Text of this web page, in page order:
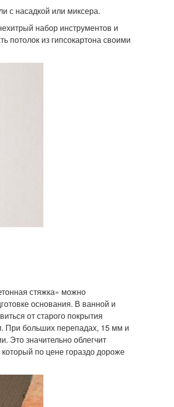
с насадкой или миксера.
набор инструментов и
потолок из гипсокартона своими
стяжка» можно
основания. В ванной и
от старого покрытия
При больших перепадах, 15 мм и
Это значительно облегчит
по цене гораздо дороже